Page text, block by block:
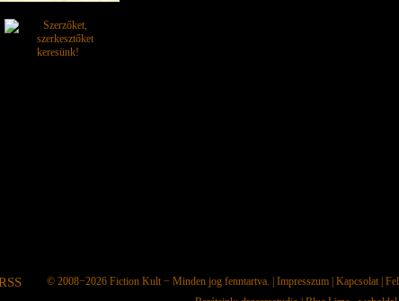
© 2008−2026 Fiction Kult− Minden jog fenntartva. | Impresszum| Kapcsolat|